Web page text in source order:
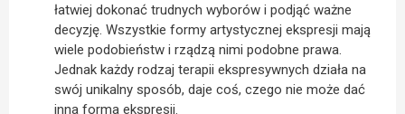
łatwiej dokonać trudnych wyborów i podjąć ważne
decyzję. Wszystkie formy artystycznej ekspresji mają
wiele podobieństw i rządzą nimi podobne prawa.
Jednak każdy rodzaj terapii ekspresywnych działa na
swój unikalny sposób, daje coś, czego nie może dać
inna forma ekspresji.